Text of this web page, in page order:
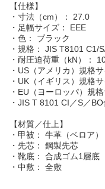
【仕様】
・寸法（cm）： 27.0
・足幅サイズ： EEE
・色： ブラック
・規格： JIS T8101 C1/
・耐圧迫荷重（kN）：
・US（アメリカ）規格
・UK（イギリス）規格
・EU（ヨーロッパ）規
・JIS T 8101 CI／S／
【材質／仕上】
・甲被： 牛革（ベロア）
・先芯： 鋼製先芯
・靴底： 合成ゴム1層底
・中敷： 全敷